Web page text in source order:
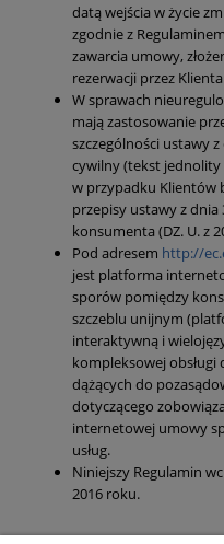
datą wejścia w życie
zgodnie z
zawarcia umowy,
rezerwacji przez
W sprawach
mają zastosowanie
szczególności ustawy
cywilny (tekst jednolity
w przypadku Klientów
przepisy ustawy z dnia
konsumenta (DZ. U. z
Pod adresem http://
jest platforma
sporów pomiędzy
szczeblu unijnym
interaktywną i
kompleksowej
dążących do
dotyczącego
internetowej umowy
usług.
Niniejszy Regulamin
2016 roku.